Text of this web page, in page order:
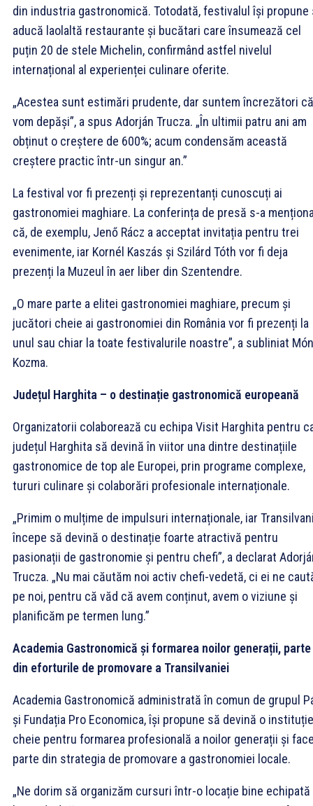
din industria gastronomică. Totodată, festivalul își propune
aducă laolaltă restaurante și bucătari care însumează cel
puțin 20 de stele Michelin, confirmând astfel nivelul
internațional al experienței culinare oferite.
„Acestea sunt estimări prudente, dar suntem încrezători
vom depăși”, a spus Adorján Trucza. „În ultimii patru ani am
obținut o creștere de 600%; acum condensăm această
creștere practic într-un singur an.”
La festival vor fi prezenți și reprezentanți cunoscuți ai
gastronomiei maghiare. La conferința de presă s-a
că, de exemplu, Jenő Rácz a acceptat invitația pentru trei
evenimente, iar Kornél Kaszás și Szilárd Tóth vor fi deja
prezenți la Muzeul în aer liber din Szentendre.
„O mare parte a elitei gastronomiei maghiare, precum și
jucători cheie ai gastronomiei din România vor fi prezenți la
unul sau chiar la toate festivalurile noastre”, a subliniat
Kozma.
Județul Harghita – o destinație gastronomică europeană
Organizatorii colaborează cu echipa Visit Harghita pentru
județul Harghita să devină în viitor una dintre destinațiile
gastronomice de top ale Europei, prin programe complexe,
tururi culinare și colaborări profesionale internaționale.
„Primim o mulțime de impulsuri internaționale, iar
începe să devină o destinație foarte atractivă pentru
pasionații de gastronomie și pentru chefi”, a declarat
Trucza. „Nu mai căutăm noi activ chefi-vedetă, ci ei ne
pe noi, pentru că văd că avem conținut, avem o viziune și
planificăm pe termen lung.”
Academia Gastronomică și formarea noilor generații, parte
din eforturile de promovare a Transilvaniei
Academia Gastronomică administrată în comun de grupul
și Fundația Pro Economica, își propune să devină o
cheie pentru formarea profesională a noilor generații și
parte din strategia de promovare a gastronomiei locale.
„Ne dorim să organizăm cursuri într-o locație bine echipată